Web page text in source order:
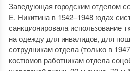
Заведующая городским отделом
Е. Никитина в 1942–1948 годах
санкционировала использование
на одежду для инвалидов, для
сотрудникам отдела (только в
костюмов работникам отдела